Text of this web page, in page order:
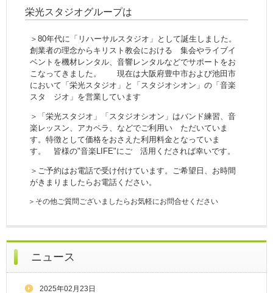
栄光スタジオグループは
＞80年代に「リハーサルスタジオ」として誕生しました。
創業者の理念からキリスト教会における 集会やライブイ
ベントを機材レンタル、音響レンタルなどでサポートをお
こなってきました。 現在は大阪府豊中市および池田市
において「栄光スタジオ」と「スタジオシオン」の「音楽
スタ ジオ」を営業しています
＞「栄光スタジオ」「スタジオシオン」はバンド練習、音
楽レッスン、アカペラ、などでご利用い ただいていま
す。特徴として価格をおさえた利用料金となっていま
す。 皆様の"音楽LIFE"にご 活用くだされば幸いです。
＞ご予約はお電話で受け付けています。ご希望日、お時間
がきまりましたらお電話ください。
＞その他ご質問ございましたらお気軽にお問合せください
ニュース
2025年02月23日